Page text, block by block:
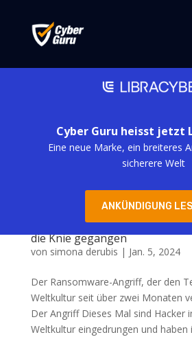
Cyber Guru heisst jetzt
Eine neue Marke, ein breiteres
sicherere Welt
ANKÜNDIGUNG
Die British Library ist wegen
die Knie gegangen
von simona derubis | Jan. 5, 2024
Der Ransomware-Angriff, der den
Weltkultur seit über zwei Monaten
Der Angriff Dieses Mal sind Hacker
Weltkultur eingedrungen und haben